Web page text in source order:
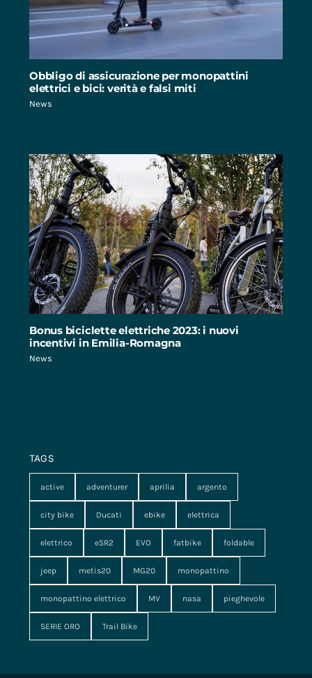
Obbligo di assicurazione per monopattini
elettrici e bici: verità e falsi miti
News
Bonus biciclette elettriche 2023: i nuovi
incentivi in Emilia-Romagna
News
TAGS
active adventurer aprilia argento
city bike Ducati ebike elettrica
elettrico eSR2 EVO fatbike foldable
jeep metis20 MG20 monopattino
monopattino elettrico MV nasa pieghevole
SERIE ORO Trail Bike